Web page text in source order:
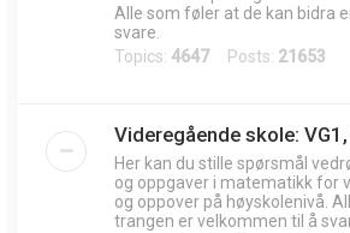
Alle som føler at de kan bidra
svare.
Topics: 4647Posts: 21653
Videregående skole:
Her kan du stille spørsmål
og oppgaver i matematikk for
og oppover på høyskolenivå.
trangen er velkommen til å